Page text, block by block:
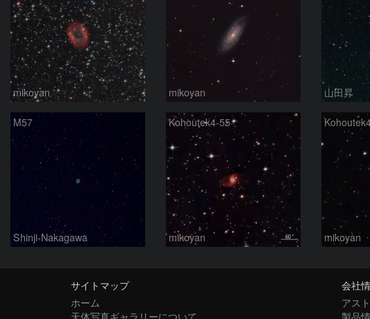
mikoyan mikoyan 山田昇
M57
Shinji-Nakagawa
Kohoutek4-55
mikoyan mikoyan
サイトマップ
ホーム
天体写真ギャラリーについて
会社
アス
製品